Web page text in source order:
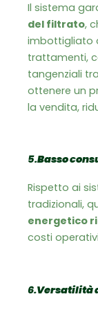
Il sistema
del filtrato,
imbottigliato
trattamenti,
tangenziali
ottenere un
la vendita,
5.Basso
Rispetto ai
tradizionali,
energetico
costi
6.Versatilità